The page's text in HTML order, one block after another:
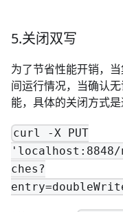
5.关闭双写
为了节省性能开销，
间运行情况，当确认
能，具体的关闭方式是
curl -X PUT
ches?